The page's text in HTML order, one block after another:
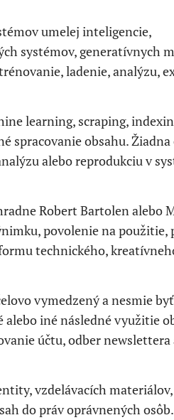
umelej inteligencie,
systémov, generatívnych
ladenie, analýzu,
learning, scraping,
obsahu. Žiadna
alebo reprodukciu v
Robert Bartolen alebo
povolenie na použitie,
technického,
vymedzený a nesmie
alebo iné následné využitie
účtu, odber
vzdelávacích
do práv oprávnených